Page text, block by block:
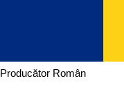
Producător Român